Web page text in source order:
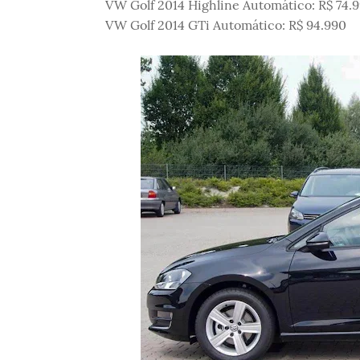
VW Golf 2014 Highline Automático: R$
VW Golf 2014 GTi Automático: R$ 94.990